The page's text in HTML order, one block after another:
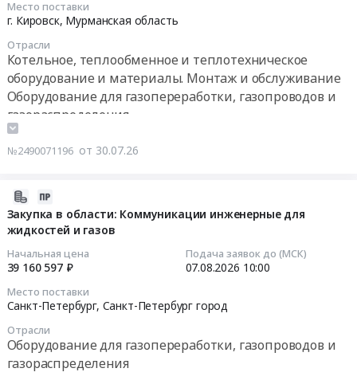
02В1.
18931.
Место поставки
г. Кировск, Мурманская область
Отрасли
Котельное, теплообменное и теплотехническое
оборудование и материалы. Монтаж и обслуживание
Оборудование для газопереработки, газопроводов и
газораспределения
Контрольно-измерительные приборы и автоматика,
монтаж и обслуживание
испытательное оборудование и материалы,
обслуживание и монтаж
Пожароохранное оборудование, сигнализация,
№2490071196 от 30.07.26
Закупка в области: Коммуникации инженерные для
жидкостей и газов
Начальная цена
39 160 597 ₽
Подача заявок до (МСК)
07.08.2026 10:00
Место поставки
Санкт-Петербург, Санкт-Петербург город
Отрасли
Оборудование для газопереработки, газопроводов и
газораспределения